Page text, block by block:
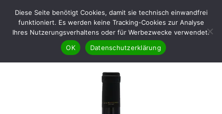
Diese Seite benötigt Cookies, damit sie technisch einwandfrei
funktioniert. Es werden keine Tracking-Cookies zur Analyse
Ihres Nutzerungsverhaltens oder für Werbezwecke verwendet.
OK
Datenschutzerklärung